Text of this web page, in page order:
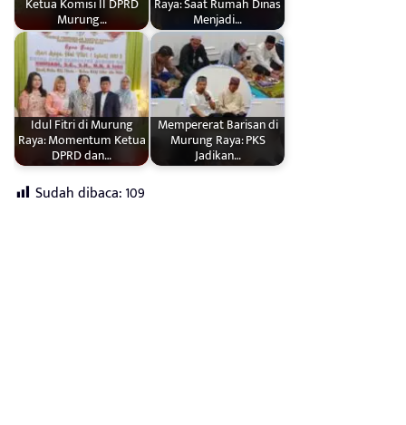
Ketua Komisi II DPRD
Murung…
Raya: Saat Rumah Dinas
Menjadi…
Idul Fitri di Murung
Raya: Momentum Ketua
DPRD dan…
Mempererat Barisan di
Murung Raya: PKS
Jadikan…
Sudah dibaca:109